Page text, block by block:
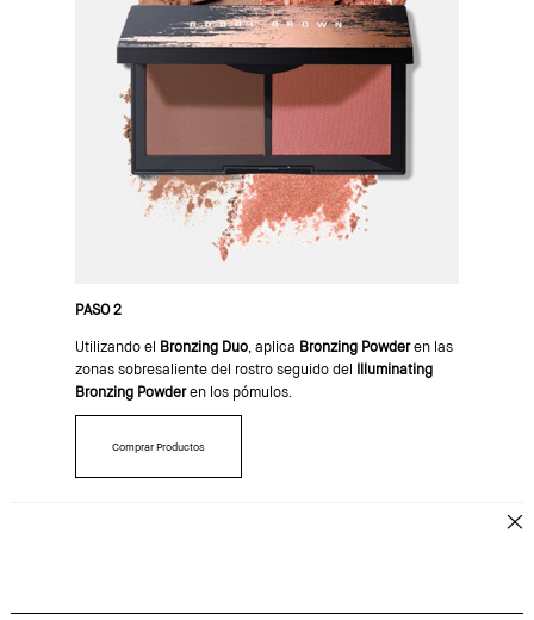
PASO 2
Utilizando el Bronzing Duo, aplica Bronzing Powderen las
zonas sobresaliente del rostro seguido del Illuminating
Bronzing Powderen los pómulos.
Comprar Productos